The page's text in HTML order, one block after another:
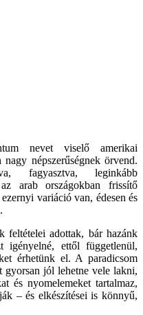
nevet viselő amerikai
népszerűségnek örvend.
fagyasztva, leginkább
arab országokban frissítő
variáció van, édesen és
feltételei adottak, bár hazánk
igényelné, ettől függetlenül,
érhetünk el. A paradicsom
gyorsan jól lehetne vele lakni,
és nyomelemeket tartalmaz,
– és elkészítései is könnyű,